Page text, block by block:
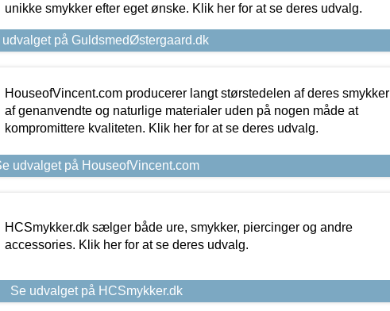
unikke smykker efter eget ønske. Klik her for at se deres udvalg.
udvalget på GuldsmedØstergaard.dk
HouseofVincent.com producerer langt størstedelen af deres smykker
af genanvendte og naturlige materialer uden på nogen måde at
kompromittere kvaliteten. Klik her for at se deres udvalg.
udvalget på HouseofVincent.com
HCSmykker.dk sælger både ure, smykker, piercinger og andre
accessories. Klik her for at se deres udvalg.
Se udvalget på HCSmykker.dk